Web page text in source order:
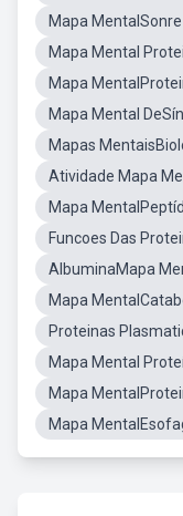
Mapa
Mapa Mental
Mapa
Mapa Mental
Mapas
Atividade Mapa
Mapa
Funcoes Das
AlbuminaMapa
Mapa
Proteinas
Mapa Mental
Mapa
Mapa